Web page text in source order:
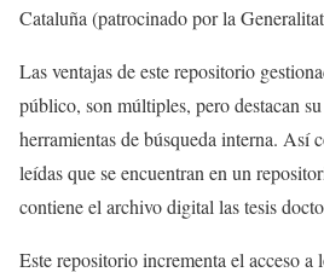
Cataluña (patrocinado por la
Las ventajas de este repositorio
público, son múltiples, pero destacan
herramientas de búsqueda interna. Así
leídas que se encuentran en un
contiene el archivo digital las tesis
Este repositorio incrementa el acceso a